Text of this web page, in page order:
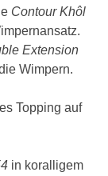
Contour Khôl
Extension
Wimpern.
Topping auf
in koralligem